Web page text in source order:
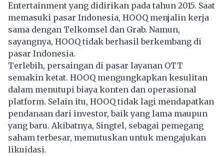
Entertainment yang didirikan pada tahun 2015. Saat
memasuki pasar Indonesia, HOOQ menjalin kerja
sama dengan Telkomsel dan Grab. Namun,
sayangnya, HOOQ tidak berhasil berkembang di
pasar Indonesia.
Terlebih, persaingan di pasar layanan OTT
semakin ketat. HOOQ mengungkapkan kesulitan
dalam menutupi biaya konten dan operasional
platform. Selain itu, HOOQ tidak lagi mendapatkan
pendanaan dari investor, baik yang lama maupun
yang baru. Akibatnya, Singtel, sebagai pemegang
saham terbesar, memutuskan untuk mengajukan
likuidasi.